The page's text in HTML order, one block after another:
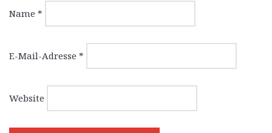
Name *
E-Mail-Adresse *
Website